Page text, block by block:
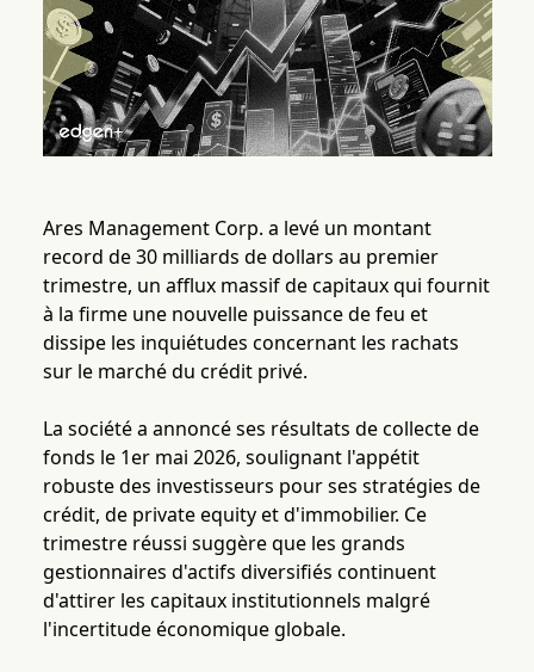
Ares Management Corp. a levé un montant
record de 30 milliards de dollars au premier
trimestre, un afflux massif de capitaux qui fournit
à la firme une nouvelle puissance de feu et
dissipe les inquiétudes concernant les rachats
sur le marché du crédit privé.
La société a annoncé ses résultats de collecte de
fonds le 1er mai 2026, soulignant l'appétit
robuste des investisseurs pour ses stratégies de
crédit, de private equity et d'immobilier. Ce
trimestre réussi suggère que les grands
gestionnaires d'actifs diversifiés continuent
d'attirer les capitaux institutionnels malgré
l'incertitude économique globale.